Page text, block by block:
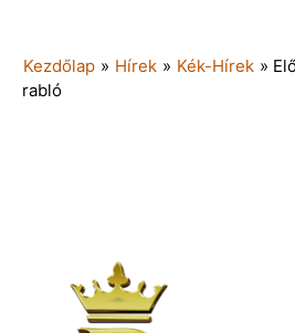
Kezdőlap » Hírek » Kék-Hírek »
rabló